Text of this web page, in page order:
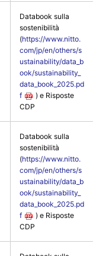
Databook sulla
sostenibilità
(https://www.nitto.
com/jp/en/others/s
ustainability/data_b
ook/sustainability_
data_book_2025.pd
f
) e Risposte
CDP
Databook sulla
sostenibilità
(https://www.nitto.
com/jp/en/others/s
ustainability/data_b
ook/sustainability_
data_book_2025.pd
f
) e Risposte
CDP